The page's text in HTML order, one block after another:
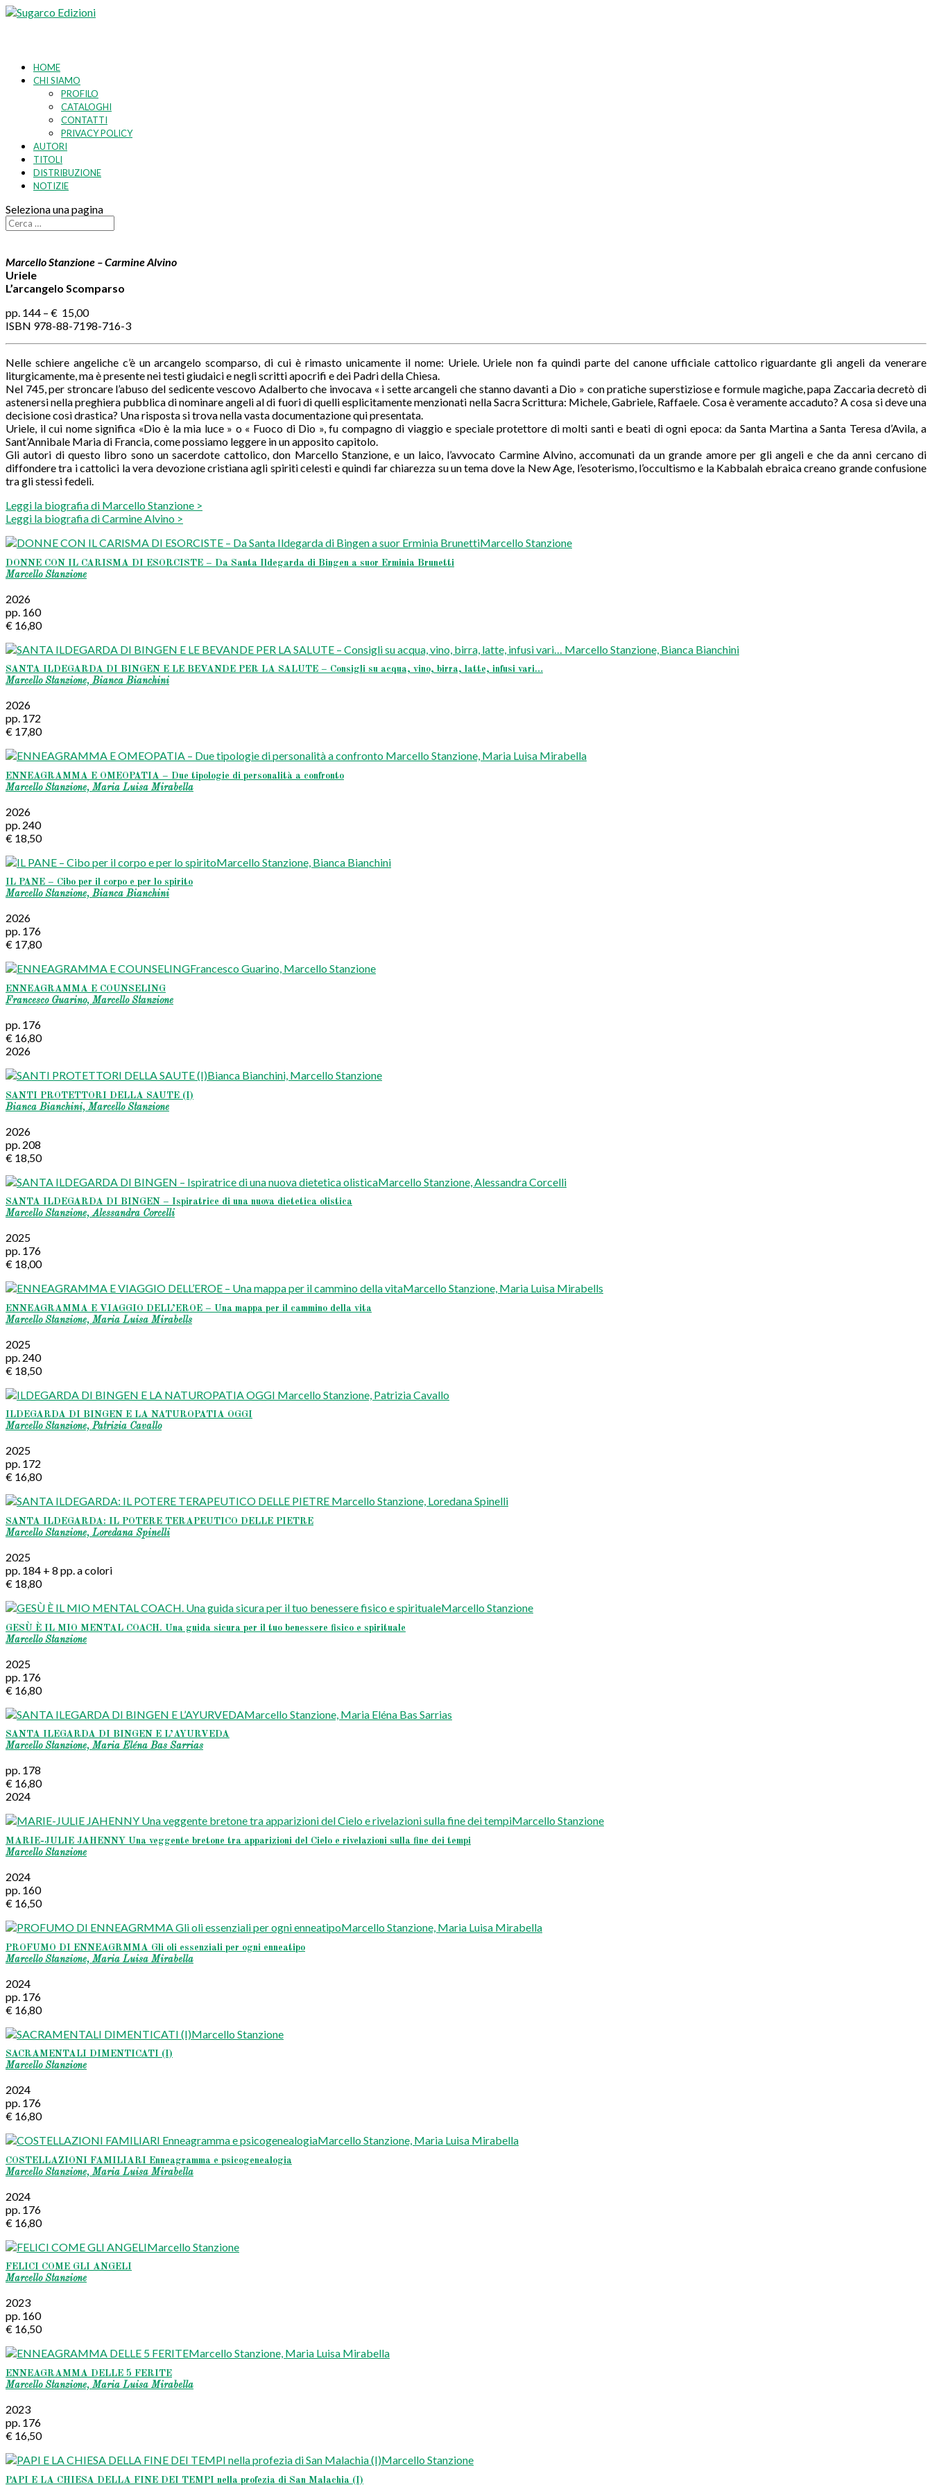
HOME
CHI SIAMO
PROFILO
CATALOGHI
CONTATTI
PRIVACY POLICY
AUTORI
TITOLI
DISTRIBUZIONE
NOTIZIE
Seleziona una pagina
Marcello Stanzione – Carmine Alvino
Uriele
L’arcangelo Scomparso
pp. 144 – € 15,00
ISBN 978-88-7198-716-3
Nelle schiere angeliche c’è un arcangelo scomparso, di cui è rimasto unicamente il nome: Uriele. Uriele non fa quindi parte del canone ufficiale cattolico riguardante gli angeli da venerare
liturgicamente, ma è presente nei testi giudaici e negli scritti apocrifi e dei Padri della Chiesa.
Nel 745, per stroncare l’abuso del sedicente vescovo Adalberto che invocava « i sette arcangeli che stanno davanti a Dio » con pratiche superstiziose e formule magiche, papa Zaccaria decretò di
astenersi nella preghiera pubblica di nominare angeli al di fuori di quelli esplicitamente menzionati nella Sacra Scrittura: Michele, Gabriele, Raffaele. Cosa è veramente accaduto? A cosa si deve una
decisione così drastica? Una risposta si trova nella vasta documentazione qui presentata.
Uriele, il cui nome significa «Dio è la mia luce » o « Fuoco di Dio », fu compagno di viaggio e speciale protettore di molti santi e beati di ogni epoca: da Santa Martina a Santa Teresa d’Avila, a
Sant’Annibale Maria di Francia, come possiamo leggere in un apposito capitolo.
Gli autori di questo libro sono un sacerdote cattolico, don Marcello Stanzione, e un laico, l’avvocato Carmine Alvino, accomunati da un grande amore per gli angeli e che da anni cercano di
diffondere tra i cattolici la vera devozione cristiana agli spiriti celesti e quindi far chiarezza su un tema dove la New Age, l’esoterismo, l’occultismo e la Kabbalah ebraica creano grande confusione
tra gli stessi fedeli.
Leggi la biografia di Marcello Stanzione >
Leggi la biografia di Carmine Alvino >
DONNE CON IL CARISMA DI ESORCISTE – Da Santa Ildegarda di Bingen a suor Erminia Brunetti
Marcello Stanzione
2026
pp. 160
€ 16,80
SANTA ILDEGARDA DI BINGEN E LE BEVANDE PER LA SALUTE – Consigli su acqua, vino, birra, latte, infusi vari…
Marcello Stanzione, Bianca Bianchini
2026
pp. 172
€ 17,80
ENNEAGRAMMA E OMEOPATIA – Due tipologie di personalità a confronto
Marcello Stanzione, Maria Luisa Mirabella
2026
pp. 240
€ 18,50
IL PANE – Cibo per il corpo e per lo spirito
Marcello Stanzione, Bianca Bianchini
2026
pp. 176
€ 17,80
ENNEAGRAMMA E COUNSELING
Francesco Guarino, Marcello Stanzione
pp. 176
€ 16,80
2026
SANTI PROTETTORI DELLA SAUTE (I)
Bianca Bianchini, Marcello Stanzione
2026
pp. 208
€ 18,50
SANTA ILDEGARDA DI BINGEN – Ispiratrice di una nuova dietetica olistica
Marcello Stanzione, Alessandra Corcelli
2025
pp. 176
€ 18,00
ENNEAGRAMMA E VIAGGIO DELL’EROE – Una mappa per il cammino della vita
Marcello Stanzione, Maria Luisa Mirabells
2025
pp. 240
€ 18,50
ILDEGARDA DI BINGEN E LA NATUROPATIA OGGI
Marcello Stanzione, Patrizia Cavallo
2025
pp. 172
€ 16,80
SANTA ILDEGARDA: IL POTERE TERAPEUTICO DELLE PIETRE
Marcello Stanzione, Loredana Spinelli
2025
pp. 184 + 8 pp. a colori
€ 18,80
GESÙ È IL MIO MENTAL COACH. Una guida sicura per il tuo benessere fisico e spirituale
Marcello Stanzione
2025
pp. 176
€ 16,80
SANTA ILEGARDA DI BINGEN E L’AYURVEDA
Marcello Stanzione, Maria Eléna Bas Sarrias
pp. 178
€ 16,80
2024
MARIE-JULIE JAHENNY Una veggente bretone tra apparizioni del Cielo e rivelazioni sulla fine dei tempi
Marcello Stanzione
2024
pp. 160
€ 16,50
PROFUMO DI ENNEAGRMMA Gli oli essenziali per ogni enneatipo
Marcello Stanzione, Maria Luisa Mirabella
2024
pp. 176
€ 16,80
SACRAMENTALI DIMENTICATI (I)
Marcello Stanzione
2024
pp. 176
€ 16,80
COSTELLAZIONI FAMILIARI Enneagramma e psicogenealogia
Marcello Stanzione, Maria Luisa Mirabella
2024
pp. 176
€ 16,80
FELICI COME GLI ANGELI
Marcello Stanzione
2023
pp. 160
€ 16,50
ENNEAGRAMMA DELLE 5 FERITE
Marcello Stanzione, Maria Luisa Mirabella
2023
pp. 176
€ 16,50
PAPI E LA CHIESA DELLA FINE DEI TEMPI nella profezia di San Malachia (I)